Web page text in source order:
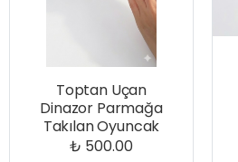
Toptan Uçan
Dinazor Parmağa
Takılan Oyuncak
₺ 500.00